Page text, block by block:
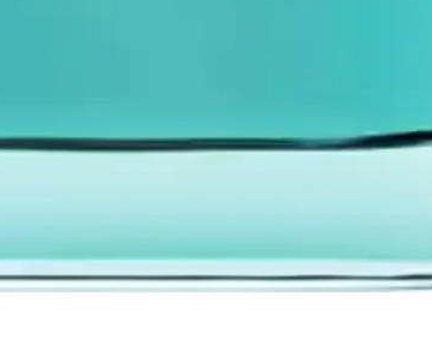
Akoru, orta notlar Ylang-Ylang, dip notlar Sandal
Nedenleri
tercih edilen bu parfümler, güven ve şıklık
ve belirgin bir imza sağlar. Üst ve orta katlar